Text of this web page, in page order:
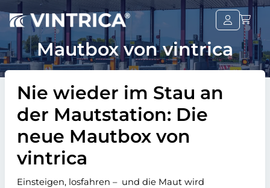
Mautbox von vintrica
Nie wieder im Stau an
der Mautstation: Die
neue Mautbox von
vintrica
Einsteigen, losfahren – und die Maut wird